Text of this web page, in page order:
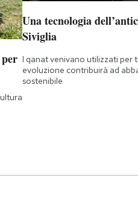
Una tecnologia
Siviglia
I qanat venivano utilizzati per
evoluzione contribuirà ad
sostenibile